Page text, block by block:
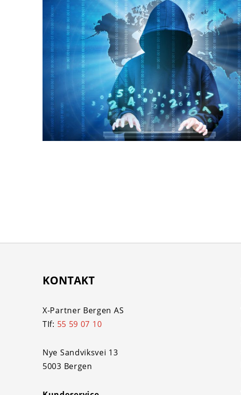
KONTAKT
X-Partner Bergen AS
TIf: 55 59 07 10
Nye Sandviksvei 13
5003 Bergen